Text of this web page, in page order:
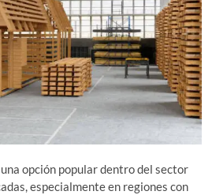
opción popular dentro del sector
especialmente en regiones con